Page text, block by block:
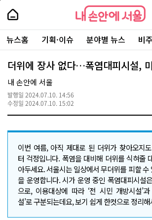
본
로
가
내
손
안
에
서
울
-
서
울
시
대
표
소
포
내
손
에
울
주
요
서
뉴스홈 기획·이슈 분야별 뉴스 비
더위에 장사 없다…폭염대피시설,
내 손안에 서울
발행일 2024.07.10. 14:56
수정일 2024.07.10. 15:02
이번 여름, 아직 제대로 된 더위가 찾아오지
터 걱정입니다. 폭염을 대비해 더위를 식혀줄
아두세요. 서울시는 일상에서 무더위를 피할 수
을 운영합니다. 시가 운영 중인 폭염대피시설
으로, 이용대상에 따라 ‘전 시민 개방시설’과
설’로 구분되는데요, 보기 쉽게 한컷으로 정리
페
상
단
로